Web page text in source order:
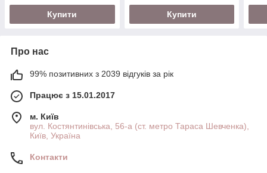
Купити Купити
Про нас
99% позитивних з 2039 відгуків за рік
Працює з 15.01.2017
м. Київ
вул. Костянтинівська, 56-а (ст. метро Тараса Шевченка),
Київ, Україна
Контакти